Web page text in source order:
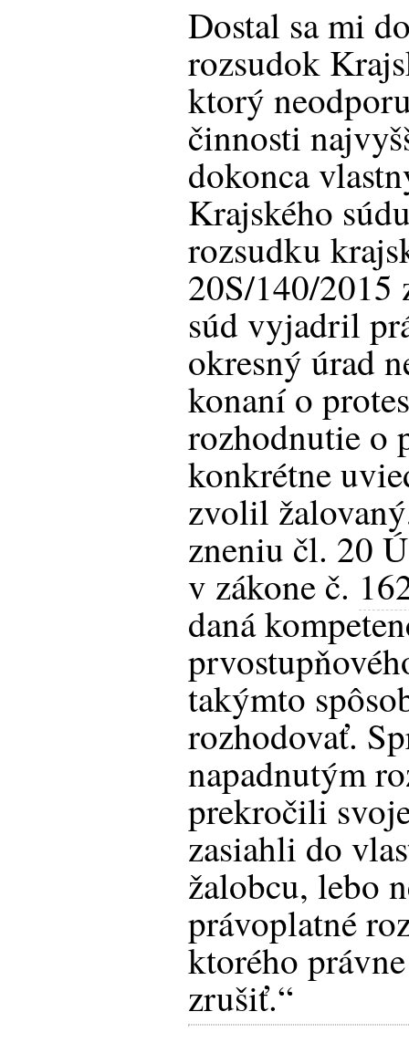
Dostal sa mi
rozsudok
ktorý
činnosti
dokonca
Krajského
rozsudku
20S/140/2015
súd vyjadril
okresný úrad
konaní o
rozhodnutie o
konkrétne
zvolil
zneniu čl. 20
v zákone č.
daná
takýmto
rozhodovať.
napadnutým
prekročili
zasiahli do
žalobcu, lebo
právoplatné
ktorého
zrušiť.“